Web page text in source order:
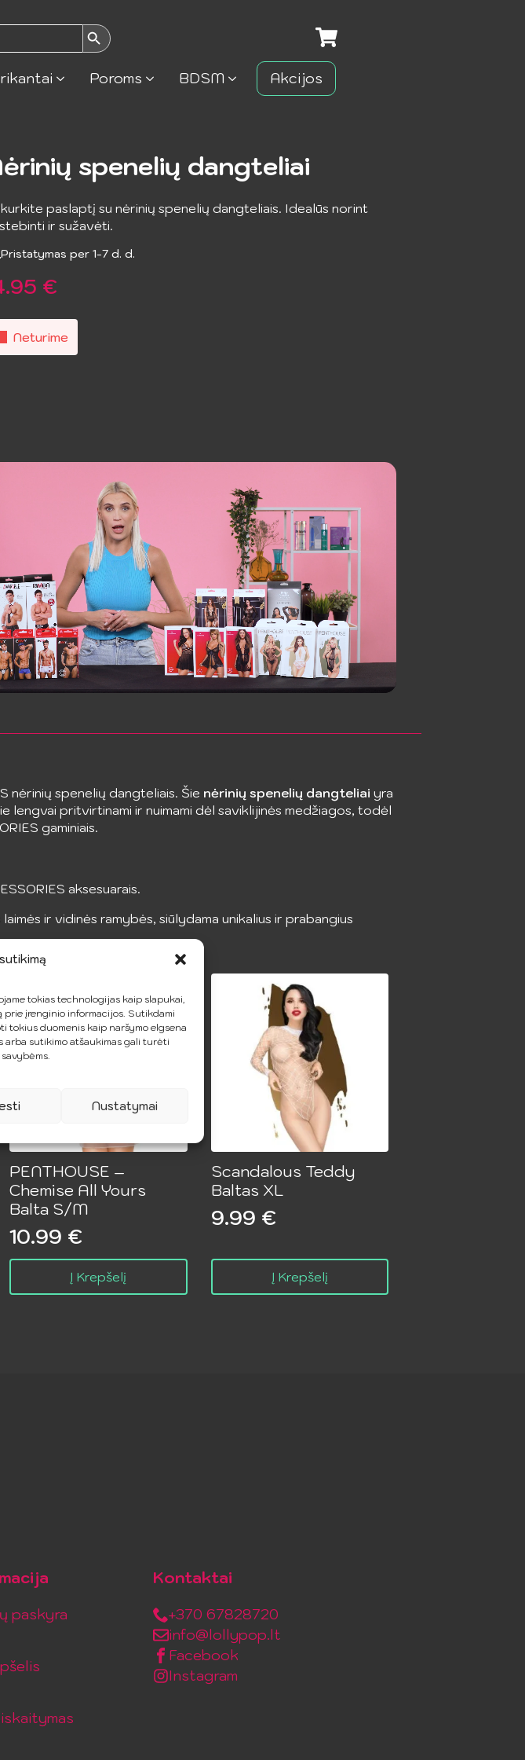
tokias technologijas kaip slapukai,
įrenginio informacijos. Sutikdami
tokius duomenis kaip naršymo elgsena
arba sutikimo atšaukimas gali turėti
Nustatymai
Search Button
Poroms BDSM Akcijos
spenelių dangteliai
paslaptį su nėrinių spenelių dangteliais. Idealūs norint
ir sužavėti.
Pristatymas per 1-7 d. d.
€
Neturime
nėrinių spenelių dangteliais. Šie nėrinių spenelių dangteliai yra
pritvirtinami ir nuimami dėl saviklijinės medžiagos, todėl
gaminiais.
aksesuarais.
ir vidinės ramybės, siūlydama unikalius ir prabangius
PENTHOUSE –
Chemise All Yours
Balta S/M
10.99 €
Į Krepšelį
Scandalous Teddy
Baltas XL
9.99 €
Į Krepšelį
paskyra
Kontaktai
+370 67828720
info@lollypop.lt
Facebook
Instagram